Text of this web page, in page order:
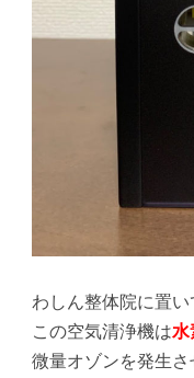
わしん整体院に置い
この空気清浄機は水
微量オゾンを発生さ